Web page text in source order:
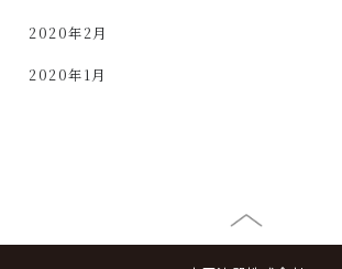
2020年2月
2020年1月